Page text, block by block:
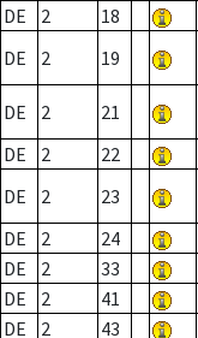
DE
2 18
DE
2 19
DE 2 21
DE
2 22
DE
2 23
DE
2 24
DE
2 33
DE
2 41
DE
2 43